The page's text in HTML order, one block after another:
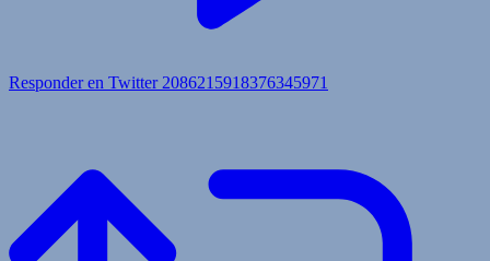
Responder en Twitter 2086215918376345971